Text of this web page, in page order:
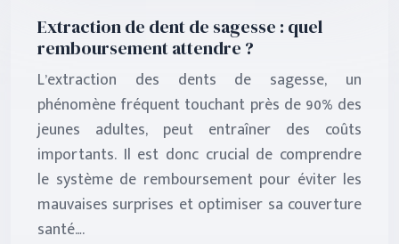
Extraction de dent de sagesse : quel
remboursement attendre ?
L’extraction des dents de sagesse, un
phénomène fréquent touchant près de 90% des
jeunes adultes, peut entraîner des coûts
importants. Il est donc crucial de comprendre
le système de remboursement pour éviter les
mauvaises surprises et optimiser sa couverture
santé….